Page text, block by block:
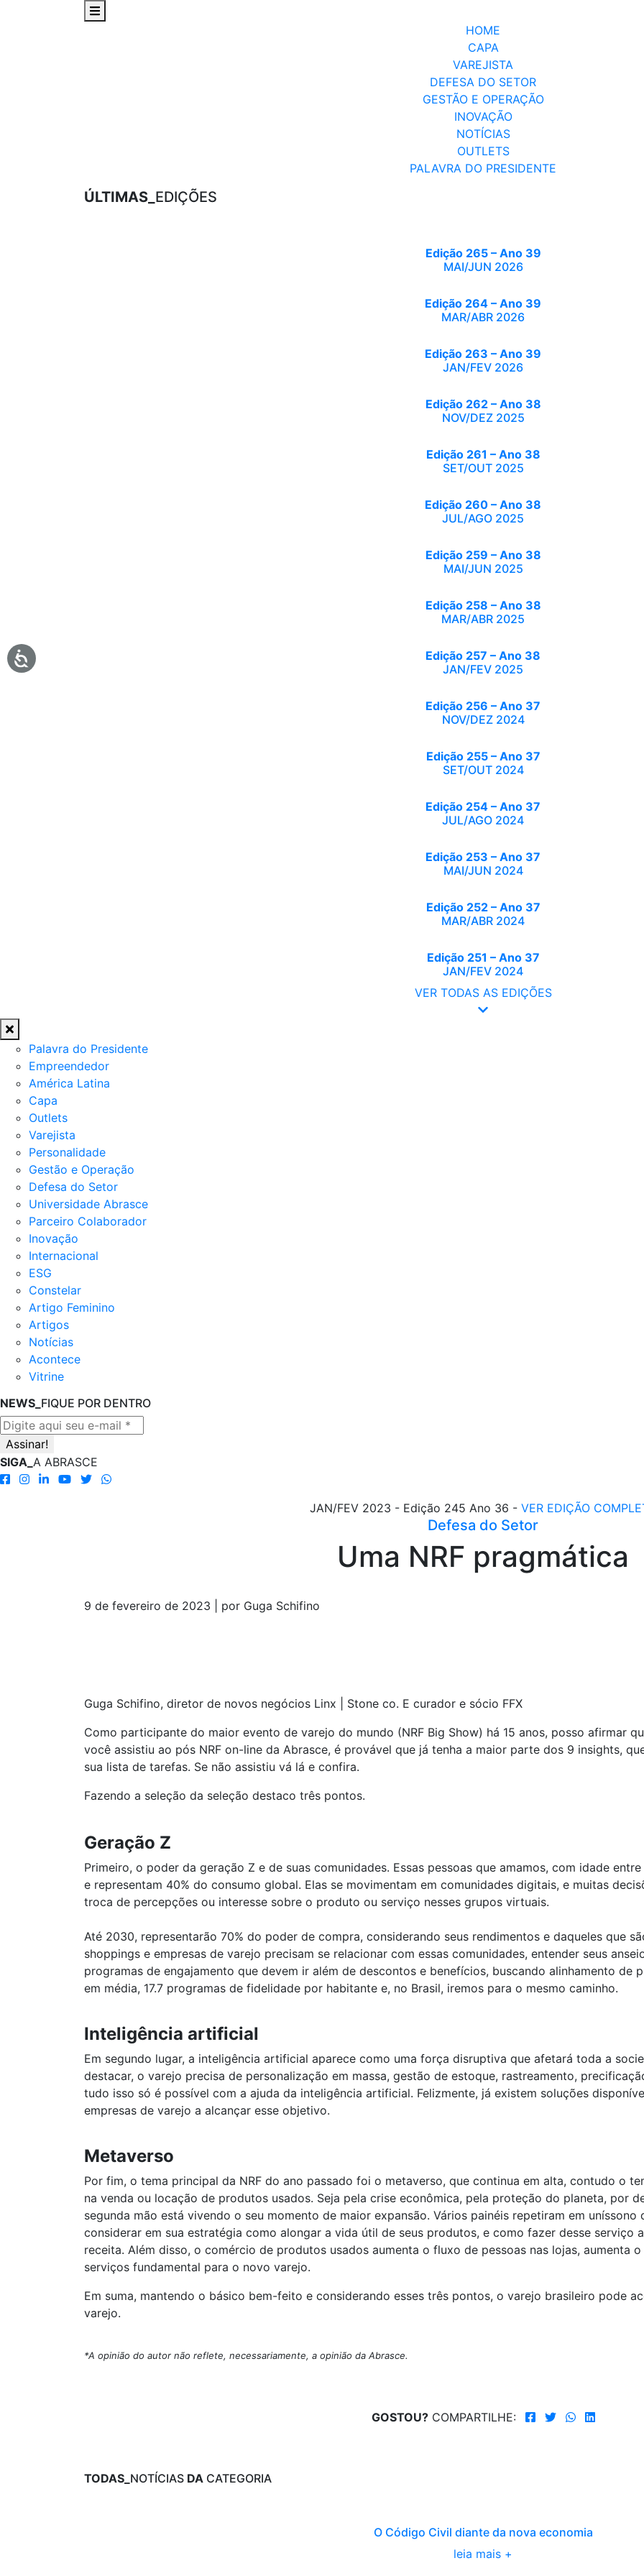
HOME
CAPA
VAREJISTA
DEFESA DO SETOR
GESTÃO E OPERAÇÃO
INOVAÇÃO
NOTÍCIAS
OUTLETS
PALAVRA DO PRESIDENTE
ÚLTIMAS_ EDIÇÕES
Edição 265 – Ano 39
MAI/JUN 2026
Edição 264 – Ano 39
MAR/ABR 2026
Edição 263 – Ano 39
JAN/FEV 2026
Edição 262 – Ano 38
NOV/DEZ 2025
Edição 261 – Ano 38
SET/OUT 2025
Edição 260 – Ano 38
JUL/AGO 2025
Edição 259 – Ano 38
MAI/JUN 2025
Edição 258 – Ano 38
MAR/ABR 2025
Edição 257 – Ano 38
JAN/FEV 2025
Edição 256 – Ano 37
NOV/DEZ 2024
Edição 255 – Ano 37
SET/OUT 2024
Edição 254 – Ano 37
JUL/AGO 2024
Edição 253 – Ano 37
MAI/JUN 2024
Edição 252 – Ano 37
MAR/ABR 2024
Edição 251 – Ano 37
JAN/FEV 2024
VER TODAS AS EDIÇÕES
Palavra do Presidente
Empreendedor
América Latina
Capa
Outlets
Varejista
Personalidade
Gestão e Operação
Defesa do Setor
Universidade Abrasce
Parceiro Colaborador
Inovação
Internacional
ESG
Constelar
Artigo Feminino
Artigos
Notícias
Acontece
Vitrine
NEWS_ FIQUE POR DENTRO
SIGA_ A ABRASCE
JAN/FEV 2023 - Edição 245 Ano 36 - VER EDIÇÃO
Defesa do Setor
Uma NRF pragmática
9 de fevereiro de 2023 | por Guga Schifino
Guga Schifino, diretor de novos negócios Linx | Stone co. E curador e sócio FFX
Como participante do maior evento de varejo do mundo (NRF Big Show) há 15 anos, posso afirmar
você assistiu ao pós NRF on-line da Abrasce, é provável que já tenha a maior parte dos 9 insights,
sua lista de tarefas. Se não assistiu vá lá e confira.
Fazendo a seleção da seleção destaco três pontos.
Geração Z
Primeiro, o poder da geração Z e de suas comunidades. Essas pessoas que amamos, com idade
e representam 40% do consumo global. Elas se movimentam em comunidades digitais, e muitas
troca de percepções ou interesse sobre o produto ou serviço nesses grupos virtuais.
Até 2030, representarão 70% do poder de compra, considerando seus rendimentos e daqueles que
shoppings e empresas de varejo precisam se relacionar com essas comunidades, entender seus
programas de engajamento que devem ir além de descontos e benefícios, buscando alinhamento de
em média, 17.7 programas de fidelidade por habitante e, no Brasil, iremos para o mesmo caminho.
Inteligência artificial
Em segundo lugar, a inteligência artificial aparece como uma força disruptiva que afetará toda a
destacar, o varejo precisa de personalização em massa, gestão de estoque, rastreamento,
tudo isso só é possível com a ajuda da inteligência artificial. Felizmente, já existem soluções
empresas de varejo a alcançar esse objetivo.
Metaverso
Por fim, o tema principal da NRF do ano passado foi o metaverso, que continua em alta, contudo o
na venda ou locação de produtos usados. Seja pela crise econômica, pela proteção do planeta, por
segunda mão está vivendo o seu momento de maior expansão. Vários painéis repetiram em
considerar em sua estratégia como alongar a vida útil de seus produtos, e como fazer desse serviço
receita. Além disso, o comércio de produtos usados aumenta o fluxo de pessoas nas lojas, aumenta
serviços fundamental para o novo varejo.
Em suma, mantendo o básico bem-feito e considerando esses três pontos, o varejo brasileiro pode
varejo.
*A opinião do autor não reflete, necessariamente, a opinião da Abrasce.
GOSTOU?COMPARTILHE:
TODAS_ NOTÍCIAS DA CATEGORIA
O Código Civil diante da nova economia
leia mais +